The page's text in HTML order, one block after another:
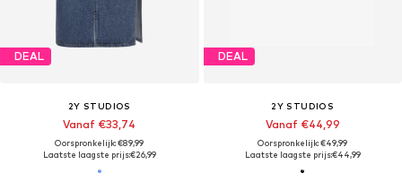
DEAL
2Y STUDIOS
Vanaf €33,74
Oorspronkelijk: €89,99
Laatste laagste prijs:€26,99
DEAL
2Y STUDIOS
Vanaf €44,99
Oorspronkelijk: €49,99
Laatste laagste prijs:€44,99